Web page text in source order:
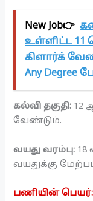
New Job👉
உள்ளிட்ட 11
கிளார்க்
Any Degree
கல்வி தகுதி: 12
வேண்டும்.
வயது வரம்பு: 18
வயதுக்கு
பணியின் பெயர்: